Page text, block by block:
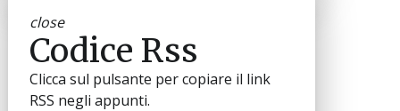
close
Codice Rss
Clicca sul pulsante per copiare il link
RSS negli appunti.